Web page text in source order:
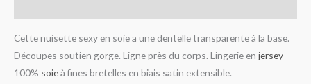
Cette nuisette sexy en soie a une dentelle transparente à la base.
Découpes soutien gorge. Ligne près du corps. Lingerie en jersey
100% soieà fines bretelles en biais satin extensible.